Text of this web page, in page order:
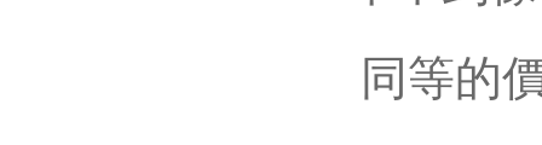
同等的